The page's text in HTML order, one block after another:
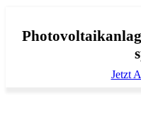
Jetzt